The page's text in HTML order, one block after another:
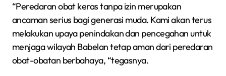
“Peredaran obat keras tanpa izin merupakan
ancaman serius bagi generasi muda. Kami akan terus
melakukan upaya penindakan dan pencegahan untuk
menjaga wilayah Babelan tetap aman dari peredaran
obat-obatan berbahaya, “tegasnya.